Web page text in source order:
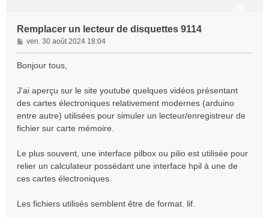
Remplacer un lecteur de disquettes 9114
M
e
s
g
e
ven. 30 août 2024 18:04
Bonjour tous,
J'ai aperçu sur le site youtube quelques vidéos présentant
des cartes électroniques relativement modernes (arduino
entre autre) utilisées pour simuler un lecteur/enregistreur de
fichier sur carte mémoire.
Le plus souvent, une interface pilbox ou pilio est utilisée pour
relier un calculateur possédant une interface hpil à une de
ces cartes électroniques.
Les fichiers utilisés semblent être de format. lif.